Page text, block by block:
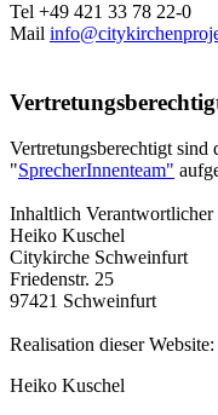
Tel +49 421 33 78 22-0
Mail
Vertretungsberechtigt sind
"SprecherInnenteam"
Inhaltlich
Heiko Kuschel
Citykirche Schweinfurt
Friedenstr. 25
97421 Schweinfurt
Realisation dieser Website:
Heiko Kuschel